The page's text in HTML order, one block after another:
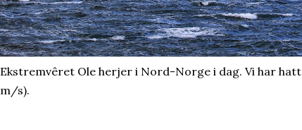
Ekstremvêret Ole herjer i Nord-Norge i dag. Vi har
m/s).